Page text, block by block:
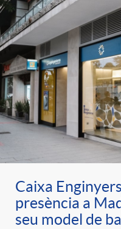
Caixa
presència a
seu model de